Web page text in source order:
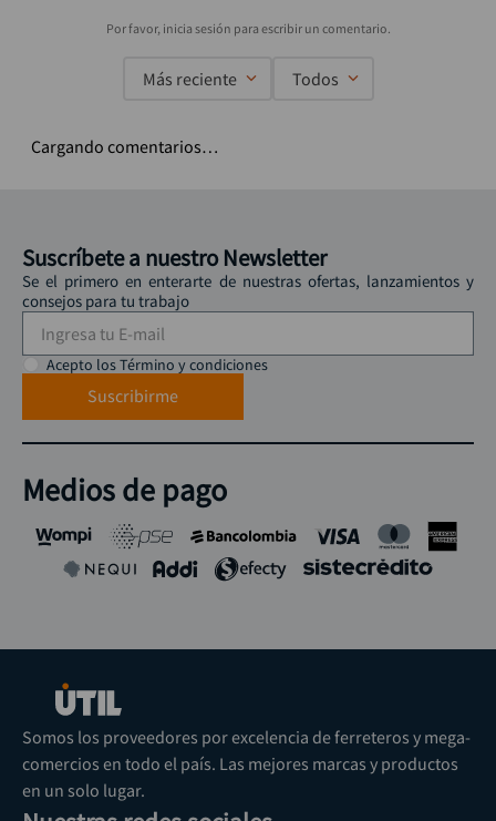
Más reciente Todos
Cargando comentarios…
Suscríbete a nuestro Newsletter
Se el primero en enterarte de nuestras ofertas, lanzamientos y
consejos para tu trabajo
Acepto los Término y condiciones
Suscribirme
Medios de pago
Somos los proveedores por excelencia de ferreteros y mega-
comercios en todo el país. Las mejores marcas y productos
en un solo lugar.